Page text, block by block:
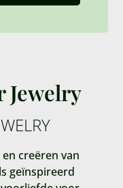
Jewelry
creëren van
geïnspireerd